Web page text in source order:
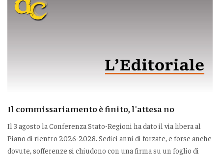
Il commissariamento è finito, l'attesa no
Il 3 agosto la Conferenza Stato-Regioni ha dato il via libera al
Piano di rientro 2026-2028. Sedici anni di forzate, e forse anche
dovute, sofferenze si chiudono con una firma su un foglio di